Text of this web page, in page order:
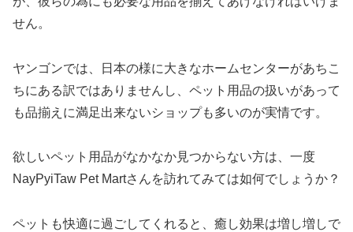
せん。
ヤンゴンでは、日本の様に大きなホームセンターがあちこ
ちにある訳ではありませんし、ペット用品の扱いがあって
も品揃えに満足出来ないショップも多いのが実情です。
欲しいペット用品がなかなか見つからない方は、一度
NayPyiTaw Pet Martさんを訪れてみては如何でしょうか？
ペットも快適に過ごしてくれると、癒し効果は増し増しで